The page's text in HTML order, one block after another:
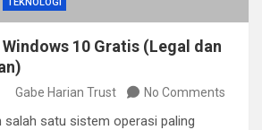
10 Gratis (Legal dan
Gabe Harian Trust No Comments
salah satu sistem operasi paling